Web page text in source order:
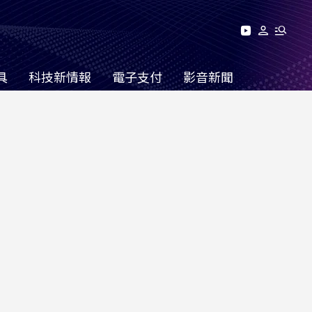
科技新情報 電子支付 影音新聞